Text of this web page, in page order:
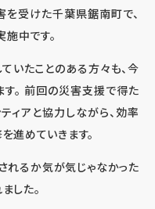
を受けた千葉県鋸南町で、
中です。
いたことのある方々も、今
。 前回の災害支援で得た
ィアと協力しながら、効率
進めていきます。
れるか気が気じゃなかった
した。